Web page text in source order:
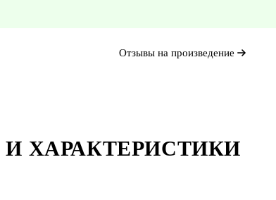
ХАРАКТЕРИСТИКИ
Отзывы на произведение